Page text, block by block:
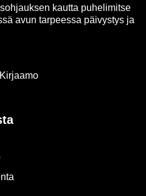
kaut­ta pu­he­li­mit­se
avun tar­pees­sa päi­vys­tys ja